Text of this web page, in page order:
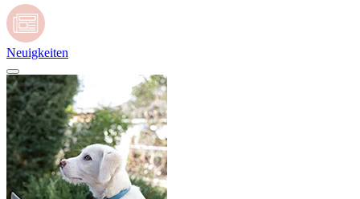
Neuigkeiten